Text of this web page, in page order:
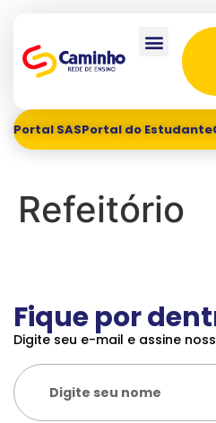
Portal SASPortal do Estudante
Refeitório
Fique por
Digite seu e-mail e assine